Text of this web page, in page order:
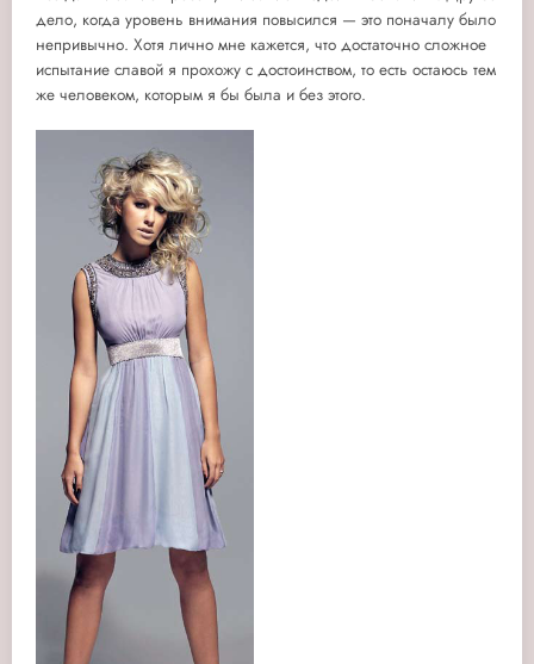
дело, когда уровень внимания повысился — это поначалу было
непривычно. Хотя лично мне кажется, что достаточно сложное
испытание славой я прохожу с достоинством, то есть остаюсь тем
же человеком, которым я бы была и без этого.